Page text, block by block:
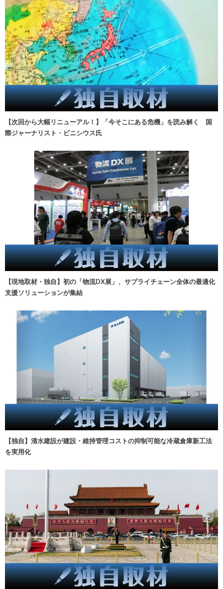
【次回から大幅リニューアル！】「今そこにある危機」を読み解く 国
際ジャーナリスト・ビニシウス氏
【現地取材・独自】初の「物流DX展」、サプライチェーン全体の最適化
支援ソリューションが集結
【独自】清水建設が建設・維持管理コストの抑制可能な冷蔵倉庫新工法
を実用化